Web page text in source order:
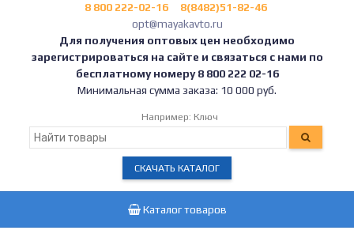
8 800 222-02-16
8(8482)51-82-46
opt@mayakavto.ru
Для получения оптовых цен необходимо
зарегистрироваться на сайте и связаться с нами по
бесплатному номеру 8 800 222 02-16
Минимальная сумма заказа: 10 000 руб.
Например: Ключ
СКАЧАТЬ КАТАЛОГ
Каталог товаров